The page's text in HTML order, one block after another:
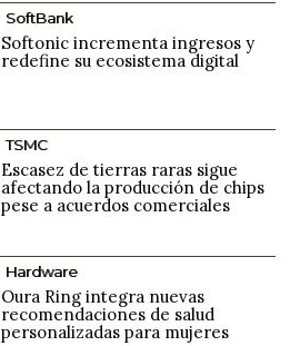
SoftBank
Softonic incrementa ingresos y
redefine su ecosistema digital
TSMC
Escasez de tierras raras sigue
afectando la producción de chips
pese a acuerdos comerciales
Hardware
Oura Ring integra nuevas
recomendaciones de salud
personalizadas para mujeres